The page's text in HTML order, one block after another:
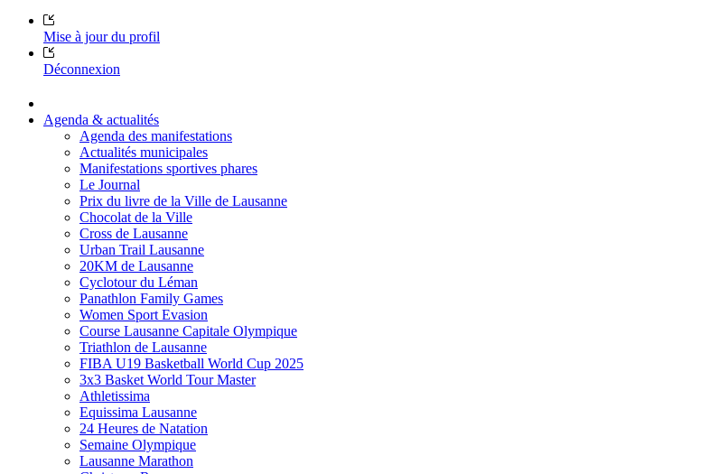
Mise à jour du profil
Déconnexion
Agenda & actualités
Agenda des manifestations
Actualités municipales
Manifestations sportives phares
Le Journal
Prix du livre de la Ville de Lausanne
Chocolat de la Ville
Cross de Lausanne
Urban Trail Lausanne
20KM de Lausanne
Cyclotour du Léman
Panathlon Family Games
Women Sport Evasion
Course Lausanne Capitale Olympique
Triathlon de Lausanne
FIBA U19 Basketball World Cup 2025
3x3 Basket World Tour Master
Athletissima
Equissima Lausanne
24 Heures de Natation
Semaine Olympique
Lausanne Marathon